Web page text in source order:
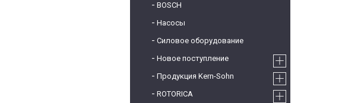
BOSCH
Насосы
Силовое оборудование
Новое поступление
Продукция Kern-Sohn
ROTORICA